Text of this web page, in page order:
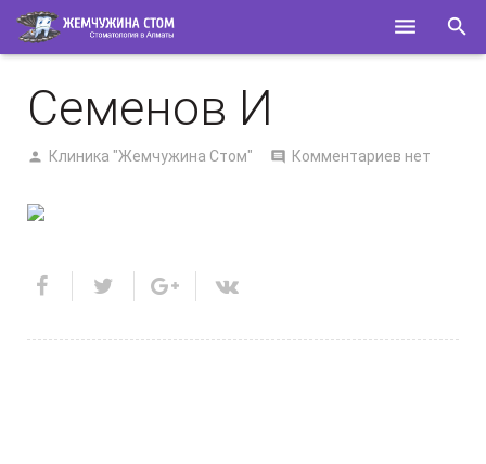
О НАС
ПОЛЕЗНОЕ
Семенов И
Клиника "Жемчужина Стом" Комментариев нет